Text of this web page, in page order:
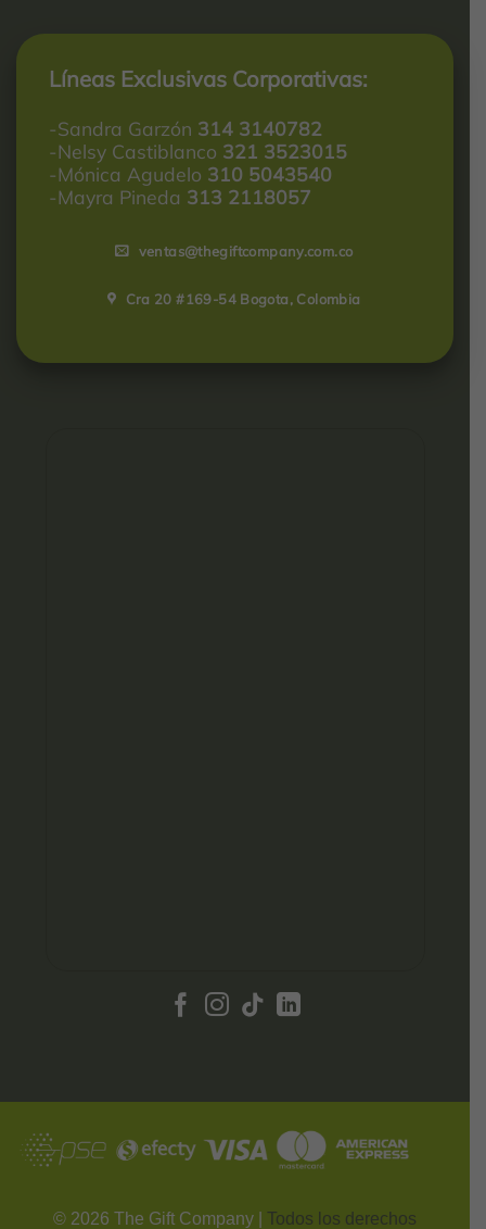
Líneas Exclusivas Corporativas:
-Sandra Garzón 314 3140782
-Nelsy Castiblanco 321 3523015
-Mónica Agudelo 310 5043540
-Mayra Pineda 313 2118057
ventas@thegiftcompany.com.co
Cra 20 #169-54 Bogota, Colombia
© 2026 The Gift Company | Todos los derechos